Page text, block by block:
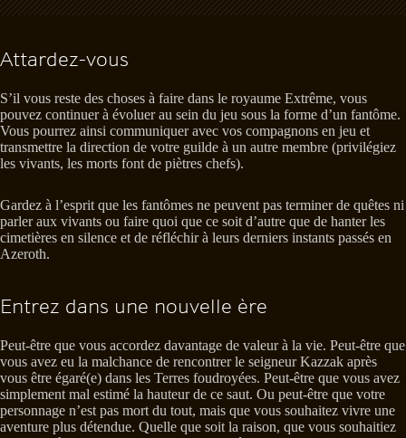
Attardez-vous
S’il vous reste des choses à faire dans le royaume Extrême, vous
pouvez continuer à évoluer au sein du jeu sous la forme d’un fantôme.
Vous pourrez ainsi communiquer avec vos compagnons en jeu et
transmettre la direction de votre guilde à un autre membre (privilégiez
les vivants, les morts font de piètres chefs).
Gardez à l’esprit que les fantômes ne peuvent pas terminer de quêtes ni
parler aux vivants ou faire quoi que ce soit d’autre que de hanter les
cimetières en silence et de réfléchir à leurs derniers instants passés en
Azeroth.
Entrez dans une nouvelle ère
Peut-être que vous accordez davantage de valeur à la vie. Peut-être que
vous avez eu la malchance de rencontrer le seigneur Kazzak après
vous être égaré(e) dans les Terres foudroyées. Peut-être que vous avez
simplement mal estimé la hauteur de ce saut. Ou peut-être que votre
personnage n’est pas mort du tout, mais que vous souhaitez vivre une
aventure plus détendue. Quelle que soit la raison, que vous souhaitiez